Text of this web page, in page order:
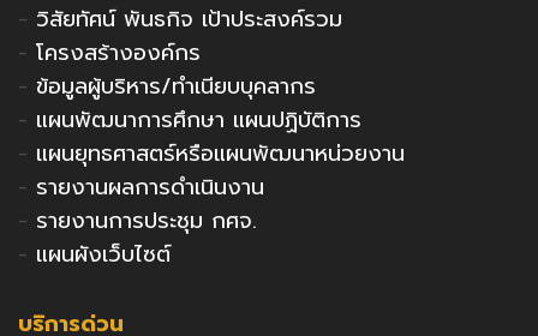
- วิสัยทัศน์ พันธกิจ เป้าประสงค์รวม
- โครงสร้างองค์กร
- ข้อมูลผู้บริหาร/ทำเนียบบุคลากร
- แผนพัฒนาการศึกษา แผนปฏิบัติการ
- แผนยุทธศาสตร์หรือแผนพัฒนาหน่วยงาน
- รายงานผลการดำเนินงาน
- รายงานการประชุม กศจ.
- แผนผังเว็บไซต์
บริการด่วน